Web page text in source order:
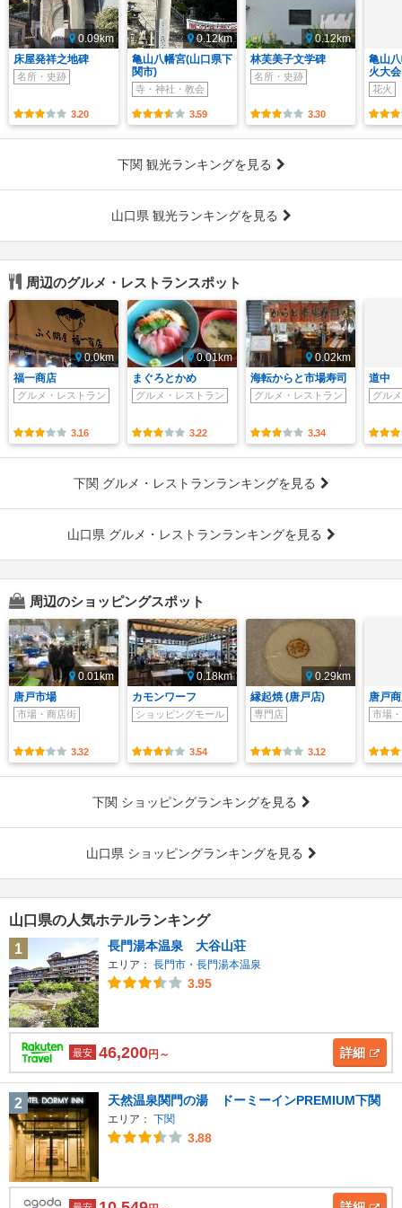
0.09km
床屋発祥之地碑
名所・史跡
3.20
0.12km
亀山八幡宮(山口県下
関市)
寺・神社・教会
3.59
0.12km
林芙美子文学碑
名所・史跡
3.30
亀山
火大会
花火
下関 観光ランキングを見る
山口県 観光ランキングを見る
周辺のグルメ・レストランスポット
0.0km
福一商店
グルメ・レストラン
3.16
0.01km
まぐろとかめ
グルメ・レストラン
3.22
0.02km
海転からと市場寿司
グルメ・レストラン
3.34
道中
グル
下関 グルメ・レストランランキングを見る
山口県 グルメ・レストランランキングを見る
周辺のショッピングスポット
0.01km
唐戸市場
市場・商店街
3.32
0.18km
カモンワーフ
ショッピングモール
3.54
0.29km
縁起焼 (唐戸店)
専門店
3.12
唐戸
市場
下関 ショッピングランキングを見る
山口県 ショッピングランキングを見る
山口県の人気ホテルランキング
1
長門湯本温泉 大谷山荘
エリア： 長門市・長門湯本温泉
3.95
最安 46,200円～ 詳細
2 天然温泉関門の湯 ドーミーインPREMIUM下関
エリア： 下関
3.88